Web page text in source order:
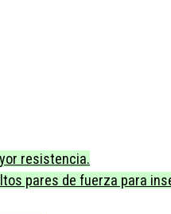
resistencia.
pares de fuerza para